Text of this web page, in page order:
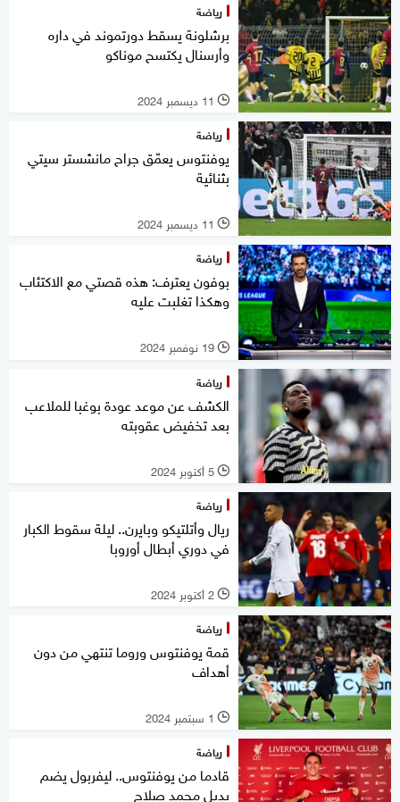
رياضة
برشلونة يسقط دورتموند في داره
وأرسنال يكتسح موناكو
l 11 ديسمبر 2024
رياضة
يوفنتوس يعمّق جراح مانشستر سيتي
بثنائية
l 11 ديسمبر 2024
رياضة
بوفون يعترف: هذه قصتي مع الاكتئاب
وهكذا تغلبت عليه
l 19 نوفمبر 2024
رياضة
الكشف عن موعد عودة بوغبا للملاعب
بعد تخفيض عقوبته
l 5 أكتوبر 2024
رياضة
ريال وأتلتيكو وبايرن.. ليلة سقوط الكبار
في دوري أبطال أوروبا
l 2 أكتوبر 2024
رياضة
قمة يوفنتوس وروما تنتهي من دون
أهداف
l 1 سبتمبر 2024
رياضة
قادما من يوفنتوس.. ليفربول يضم
بديل محمد صلاح